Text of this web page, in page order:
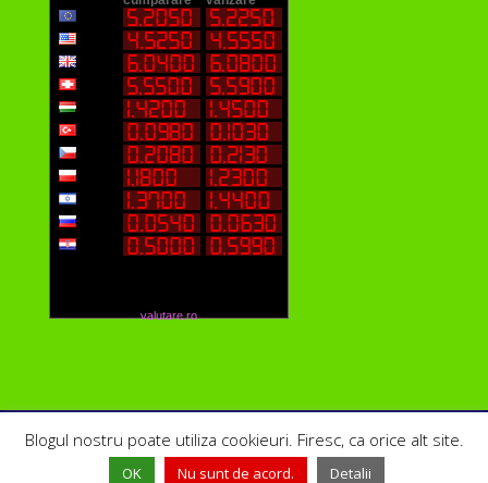
valutare.ro
SufletDeTurist.ro| un proiect Gazduire.NET
Blogul nostru poate utiliza cookieuri. Firesc, ca orice alt site.
OK Nu sunt de acord. Detalii